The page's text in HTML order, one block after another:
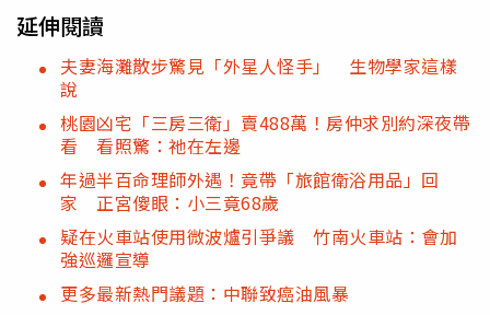
延伸閱讀
夫妻海灘散步驚見「外星人怪手」 生物學家這樣
說
桃園凶宅「三房三衛」賣488萬！房仲求別約深夜帶
看 看照驚：祂在左邊
年過半百命理師外遇！竟帶「旅館衛浴用品」回
家 正宮傻眼：小三竟68歲
疑在火車站使用微波爐引爭議 竹南火車站：會加
強巡邏宣導
更多最新熱門議題：中聯致癌油風暴